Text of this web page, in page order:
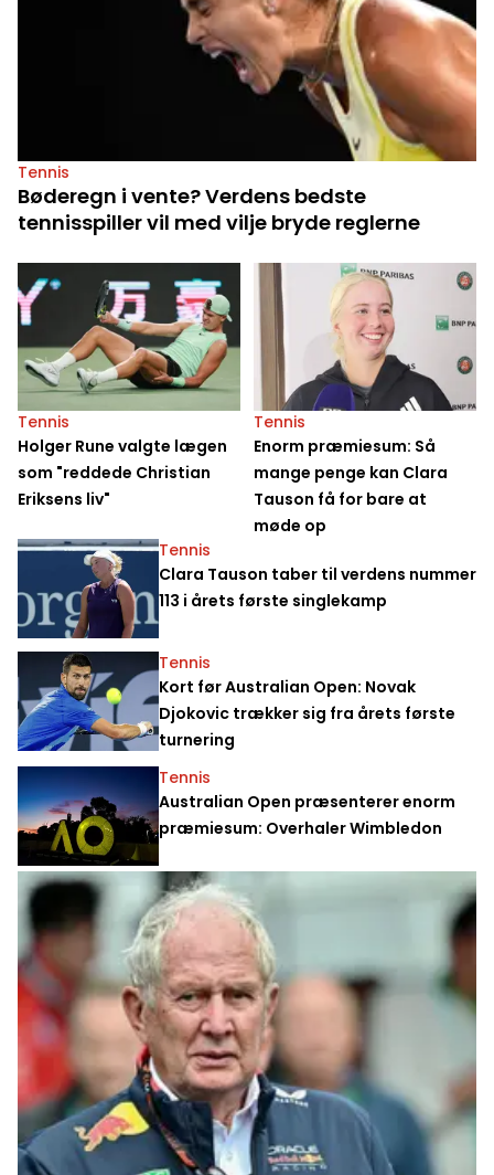
Tennis
Bøderegn i vente? Verdens bedste
tennisspiller vil med vilje bryde reglerne
Tennis
Holger Rune valgte lægen
som "reddede Christian
Eriksens liv"
Tennis
Enorm præmiesum: Så
mange penge kan Clara
Tauson få for bare at
møde op
Tennis
Clara Tauson taber til verdens nummer
113 i årets første singlekamp
Tennis
Kort før Australian Open: Novak
Djokovic trækker sig fra årets første
turnering
Tennis
Australian Open præsenterer enorm
præmiesum: Overhaler Wimbledon
Formel 1